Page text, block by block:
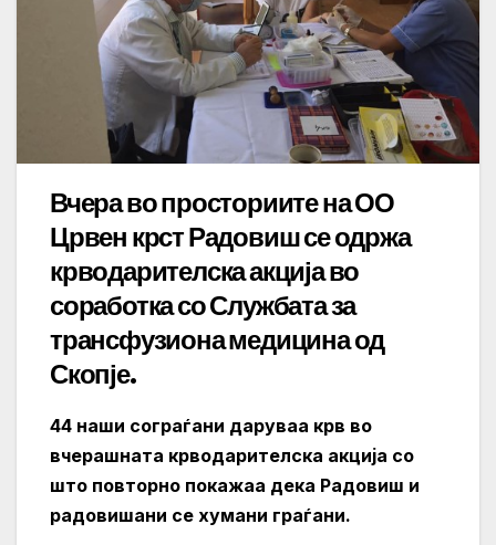
Вчера во просториите на ОО
Црвен крст Радовиш се одржа
крводарителска акција во
соработка со Службата за
трансфузиона медицина од
Скопје.
44 наши сограѓани даруваа крв во
вчерашната крводарителска акција со
што повторно покажаа дека Радовиш и
радовишани се хумани граѓани.